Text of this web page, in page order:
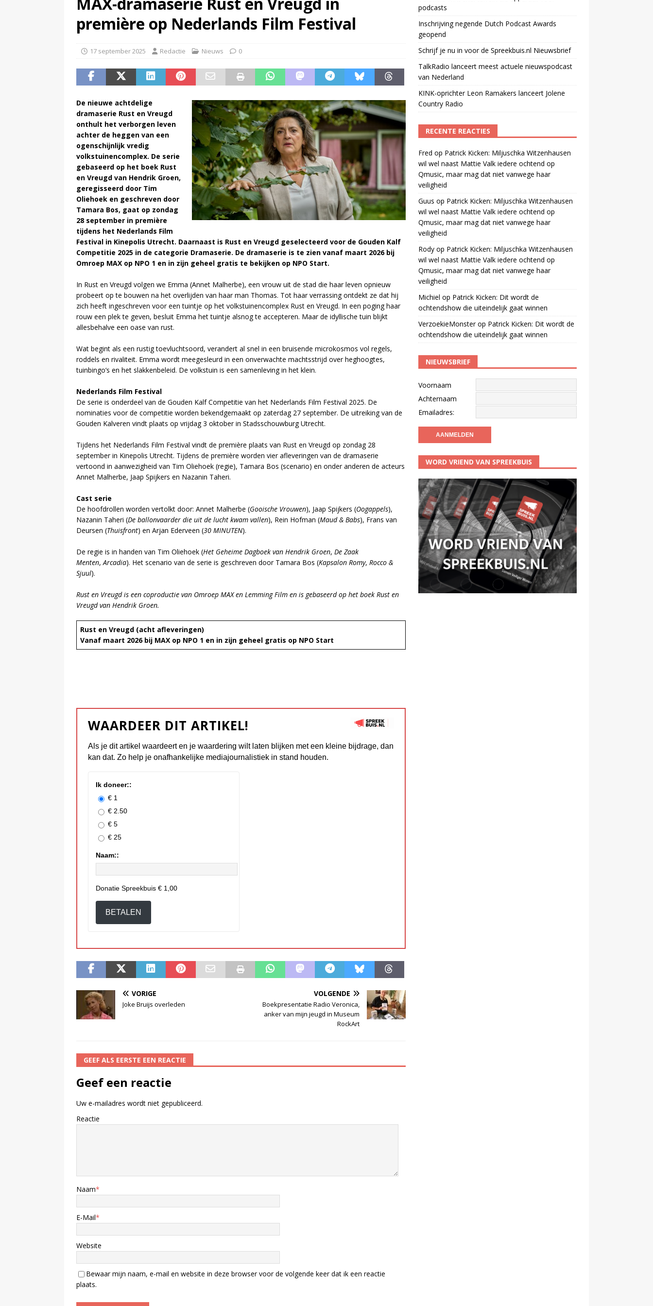
première op Nederlands Film Festival
17 september 2025 Redactie Nieuws 0
De nieuwe achtdelige
dramaserie Rust en Vreugd
onthult het verborgen leven
achter de heggen van een
ogenschijnlijk vredig
volkstuinencomplex. De serie
gebaseerd op het boek Rust
en Vreugd van Hendrik Groen,
geregisseerd door Tim
Oliehoek en geschreven door
Tamara Bos, gaat op zondag
28 september in première
tijdens het Nederlands Film
Festival in Kinepolis Utrecht. Daarnaast is Rust en Vreugd geselecteerd voor de Gouden Kalf
Competitie 2025 in de categorie Dramaserie. De dramaserie is te zien vanaf maart 2026 bij
Omroep MAX op NPO 1 en in zijn geheel gratis te bekijken op NPO Start.
In Rust en Vreugd volgen we Emma (Annet Malherbe), een vrouw uit de stad die haar leven opnieuw
probeert op te bouwen na het overlijden van haar man Thomas. Tot haar verrassing ontdekt ze dat hij
zich heeft ingeschreven voor een tuintje op het volkstuinencomplex Rust en Vreugd. In een poging haar
rouw een plek te geven, besluit Emma het tuintje alsnog te accepteren. Maar de idyllische tuin blijkt
allesbehalve een oase van rust.
Wat begint als een rustig toevluchtsoord, verandert al snel in een bruisende microkosmos vol regels,
roddels en rivaliteit. Emma wordt meegesleurd in een onverwachte machtsstrijd over heghoogtes,
tuinbingo’s en het slakkenbeleid. De volkstuin is een samenleving in het klein.
Nederlands Film Festival
De serie is onderdeel van de Gouden Kalf Competitie van het Nederlands Film Festival 2025. De
nominaties voor de competitie worden bekendgemaakt op zaterdag 27 september. De uitreiking van de
Gouden Kalveren vindt plaats op vrijdag 3 oktober in Stadsschouwburg Utrecht.
Tijdens het Nederlands Film Festival vindt de première plaats van Rust en Vreugd op zondag 28
september in Kinepolis Utrecht. Tijdens de première worden vier afleveringen van de dramaserie
vertoond in aanwezigheid van Tim Oliehoek (regie), Tamara Bos (scenario) en onder anderen de acteurs
Annet Malherbe, Jaap Spijkers en Nazanin Taheri.
Cast serie
De hoofdrollen worden vertolkt door: Annet Malherbe (Gooische Vrouwen), Jaap Spijkers (Oogappels),
Nazanin Taheri (De ballonvaarder die uit de lucht kwam vallen), Rein Hofman (Maud & Babs), Frans van
Deursen (Thuisfront) en Arjan Ederveen (30 MINUTEN).
De regie is in handen van Tim Oliehoek (Het Geheime Dagboek van Hendrik Groen, De Zaak
Menten, Arcadia). Het scenario van de serie is geschreven door Tamara Bos (Kapsalon Romy, Rocco &
Sjuul).
Rust en Vreugd is een coproductie van Omroep MAX en Lemming Film en is gebaseerd op het boek Rust en
Vreugd van Hendrik Groen.
Rust en Vreugd (acht afleveringen)
Vanaf maart 2026 bij MAX op NPO 1 en in zijn geheel gratis op NPO Start
WAARDEER DIT ARTIKEL!
Als je dit artikel waardeert en je waardering wilt laten blijken met een kleine bijdrage, dan
kan dat. Zo help je onafhankelijke mediajournalistiek in stand houden.
Ik doneer::
€ 1
€ 2.50
€ 5
€ 25
Naam::
Donatie Spreekbuis € 1,00
BETALEN
VORIGE
Joke Bruijs overleden
VOLGENDE
Boekpresentatie Radio Veronica,
anker van mijn jeugd in Museum
RockArt
GEEF ALS EERSTE EEN REACTIE
Geef een reactie
Uw e-mailadres wordt niet gepubliceerd.
Reactie
Naam*
E-Mail*
Website
Bewaar mijn naam, e-mail en website in deze browser voor de volgende keer dat ik een reactie
plaats.
podcasts
Inschrijving negende Dutch Podcast Awards
geopend
Schrijf je nu in voor de Spreekbuis.nl Nieuwsbrief
TalkRadio lanceert meest actuele nieuwspodcast
van Nederland
KINK-oprichter Leon Ramakers lanceert Jolene
Country Radio
RECENTE REACTIES
Fred op Patrick Kicken: Miljuschka Witzenhausen
wil wel naast Mattie Valk iedere ochtend op
Qmusic, maar mag dat niet vanwege haar
veiligheid
Guus op Patrick Kicken: Miljuschka Witzenhausen
wil wel naast Mattie Valk iedere ochtend op
Qmusic, maar mag dat niet vanwege haar
veiligheid
Rodyop Patrick Kicken: Miljuschka Witzenhausen
wil wel naast Mattie Valk iedere ochtend op
Qmusic, maar mag dat niet vanwege haar
veiligheid
Michiel op Patrick Kicken: Dit wordt de
ochtendshow die uiteindelijk gaat winnen
VerzoekieMonsterop Patrick Kicken: Dit wordt de
ochtendshow die uiteindelijk gaat winnen
NIEUWSBRIEF
Voornaam
Achternaam
Emailadres:
WORD VRIEND VAN SPREEKBUIS